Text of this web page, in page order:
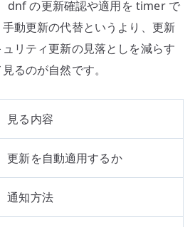
dnf の更新確認や適用を timer で
動更新の代替というより、更新
リティ更新の見落としを減らす
るのが自然です。
見る内容
更新を自動適用するか
通知方法